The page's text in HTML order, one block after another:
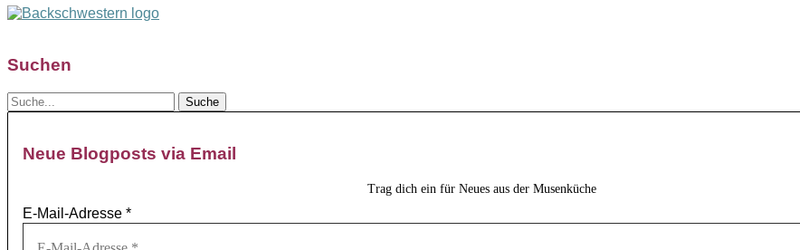
Suchen
Neue Blogposts via Email
Trag dich ein für Neues aus der Musenküche
E-Mail-Adresse *